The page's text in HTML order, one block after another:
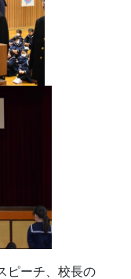
ピーチ、校長の